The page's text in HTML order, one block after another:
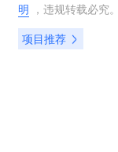
明 ，违规转载必究。
项目推荐